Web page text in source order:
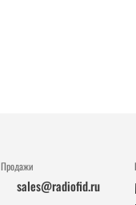
Продажи
sales@radiofid.ru